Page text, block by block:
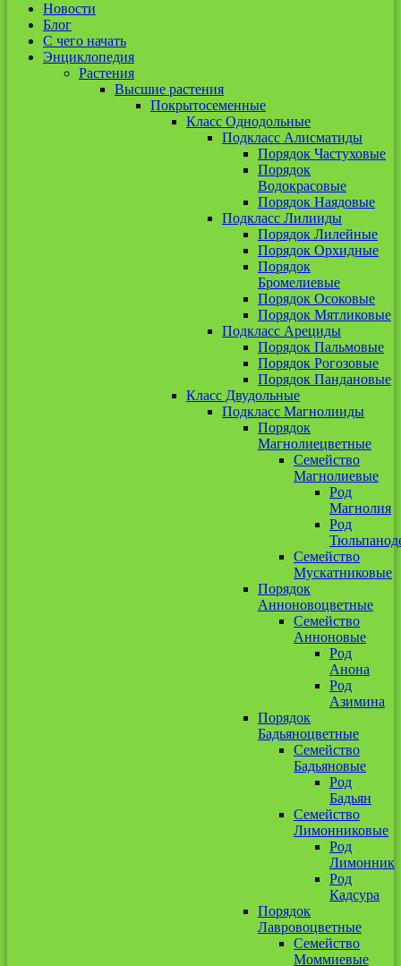
Новости
Блог
С чего начать
Энциклопедия
Растения
Высшие растения
Покрытосеменные
Класс Однодольные
Подкласс Алисматиды
Порядок Частуховые
Порядок
Водокрасовые
Порядок Наядовые
Подкласс Лилииды
Порядок Лилейные
Порядок Орхидные
Порядок
Бромелиевые
Порядок Осоковые
Порядок Мятликовые
Подкласс Арециды
Порядок Пальмовые
Порядок Рогозовые
Порядок Пандановые
Класс Двудольные
Подкласс Магнолииды
Порядок
Магнолиецветные
Семейство
Магнолиевые
Род
Магнолия
Род
Семейство
Мускатниковые
Порядок
Анноновоцветные
Семейство
Анноновые
Род
Анона
Род
Азимина
Порядок
Бадьяноцветные
Семейство
Бадьяновые
Род
Бадьян
Семейство
Лимонниковые
Род
Лимонник
Род
Кадсура
Порядок
Лавровоцветные
Семейство
Моммиевые